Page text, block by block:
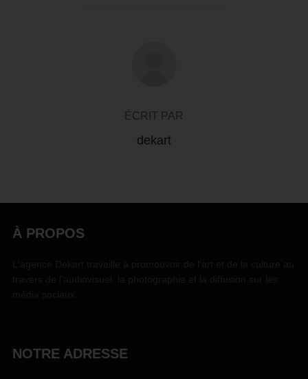
ÉCRIT PAR
dekart
À PROPOS
NOTRE ADRESSE